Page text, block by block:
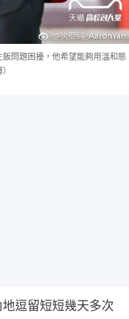
問題困擾，他希望能夠用溫和態
逗留短短幾天多次